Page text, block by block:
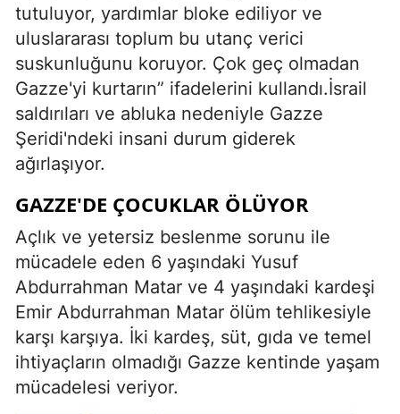
tutuluyor, yardımlar bloke ediliyor ve
uluslararası toplum bu utanç verici
suskunluğunu koruyor. Çok geç olmadan
Gazze'yi kurtarın” ifadelerini kullandı.İsrail
saldırıları ve abluka nedeniyle Gazze
Şeridi'ndeki insani durum giderek
ağırlaşıyor.
GAZZE'DE ÇOCUKLAR ÖLÜYOR
Açlık ve yetersiz beslenme sorunu ile
mücadele eden 6 yaşındaki Yusuf
Abdurrahman Matar ve 4 yaşındaki kardeşi
Emir Abdurrahman Matar ölüm tehlikesiyle
karşı karşıya. İki kardeş, süt, gıda ve temel
ihtiyaçların olmadığı Gazze kentinde yaşam
mücadelesi veriyor.